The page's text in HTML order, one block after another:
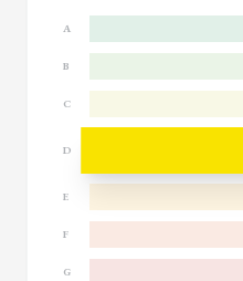
A
B
C
D
E
F
G